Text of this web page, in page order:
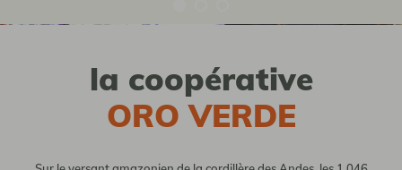
la coopérative
ORO VERDE